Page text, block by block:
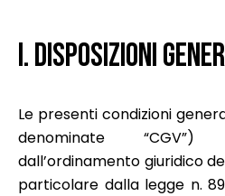
I. DISPOSIZIONI
Le presenti condizioni
denominate
dall’ordinamento giuridico
particolare dalla legge n.